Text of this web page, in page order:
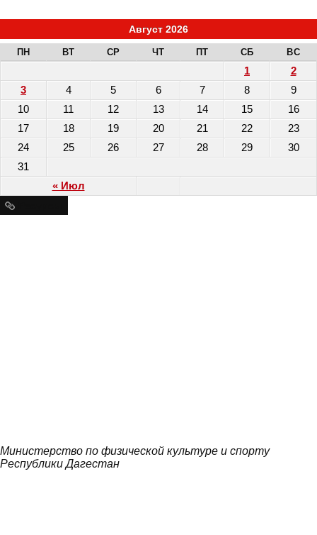
Август 2026
ПН ВТ СР ЧТ ПТ СБ ВС
« Июл
1
2
3
4 5 6 7 8
9
10
11 12 13 14 15
16
17
18 19 20 21 22
23
24
25 26 27 28 29
30
31
Министерство по физической культуре и спорту
Республики Дагестан